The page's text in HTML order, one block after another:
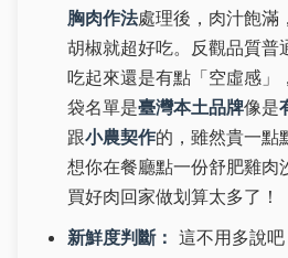
胸肉作法處理後，肉汁飽滿
胡椒就超好吃。反觀品質普
吃起來還是有點「空虛感」
袋名單是臺灣本土品牌像是
跟小農契作的，雖然貴一點
想你在餐廳點一份舒肥雞肉
買好肉回家做划算太多了！
新鮮度判斷： 這不用多說吧